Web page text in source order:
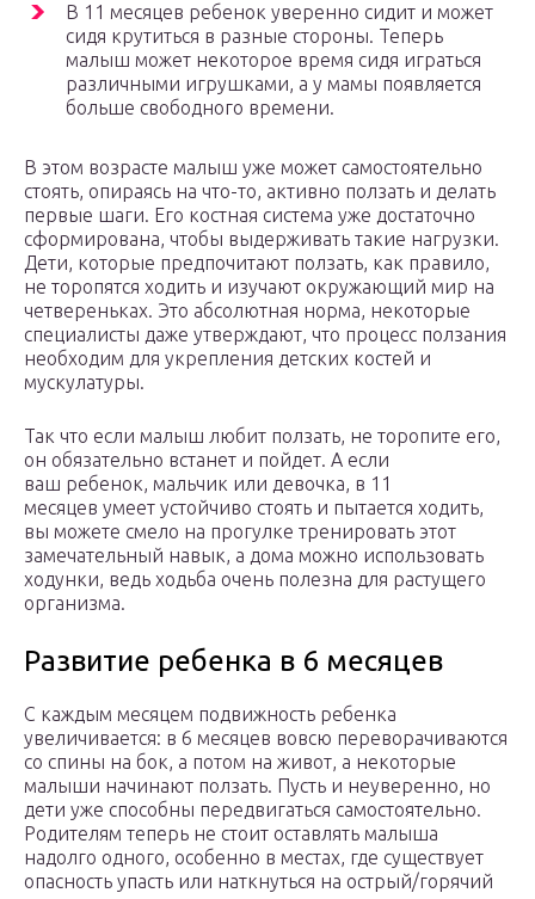
В 11 месяцев ребенок уверенно сидит и может
сидя крутиться в разные стороны. Теперь
малыш может некоторое время сидя играться
различными игрушками, а у мамы появляется
больше свободного времени.
В этом возрасте малыш уже может самостоятельно
стоять, опираясь на что-то, активно ползать и делать
первые шаги. Его костная система уже достаточно
сформирована, чтобы выдерживать такие нагрузки.
Дети, которые предпочитают ползать, как правило,
не торопятся ходить и изучают окружающий мир на
четвереньках. Это абсолютная норма, некоторые
специалисты даже утверждают, что процесс ползания
необходим для укрепления детских костей и
мускулатуры.
Так что если малыш любит ползать, не торопите его,
он обязательно встанет и пойдет. А если
ваш ребенок, мальчик или девочка, в 11
месяцев умеет устойчиво стоять и пытается ходить,
вы можете смело на прогулке тренировать этот
замечательный навык, а дома можно использовать
ходунки, ведь ходьба очень полезна для растущего
организма.
Развитие ребенка в 6 месяцев
С каждым месяцем подвижность ребенка
увеличивается: в 6 месяцев вовсю переворачиваются
со спины на бок, а потом на живот, а некоторые
малыши начинают ползать. Пусть и неуверенно, но
дети уже способны передвигаться самостоятельно.
Родителям теперь не стоит оставлять малыша
надолго одного, особенно в местах, где существует
опасность упасть или наткнуться на острый/горячий